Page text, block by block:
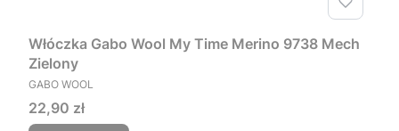
Włóczka Gabo Wool My Time Merino 9738 Mech
Zielony
PRODUCENT
GABO WOOL
Cena
22,90 zł